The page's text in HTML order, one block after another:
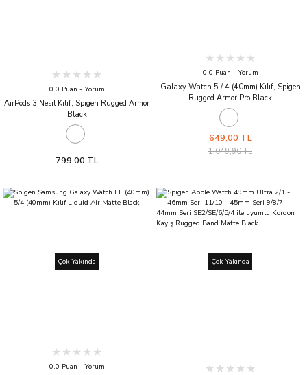
0.0 Puan - Yorum
AirPods 3.Nesil Kılıf, Spigen Rugged Armor
Black
799,00 TL
0.0 Puan - Yorum
Galaxy Watch 5 / 4 (40mm) Kılıf, Spigen
Rugged Armor Pro Black
649,00 TL
1.049,90 TL
Çok Yakında
0.0 Puan - Yorum
Çok Yakında